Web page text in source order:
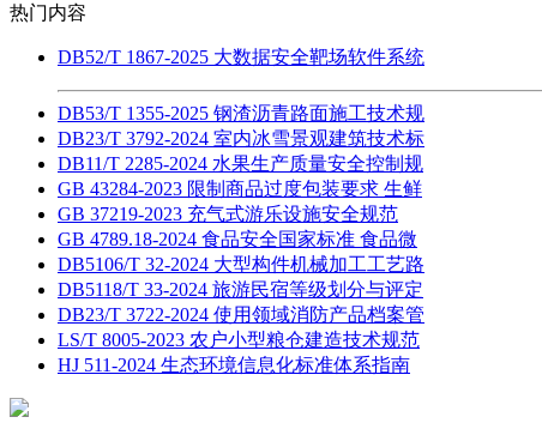
热门内容
DB52/T 1867-2025 大数据安全靶场软件系统
DB53/T 1355-2025 钢渣沥青路面施工技术规
DB23/T 3792-2024 室内冰雪景观建筑技术标
DB11/T 2285-2024 水果生产质量安全控制规
GB 43284-2023 限制商品过度包装要求 生鲜
GB 37219-2023 充气式游乐设施安全规范
GB 4789.18-2024 食品安全国家标准 食品微
DB5106/T 32-2024 大型构件机械加工工艺路
DB5118/T 33-2024 旅游民宿等级划分与评定
DB23/T 3722-2024 使用领域消防产品档案管
LS/T 8005-2023 农户小型粮仓建造技术规范
HJ 511-2024 生态环境信息化标准体系指南